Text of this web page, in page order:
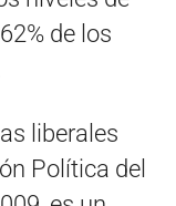
de los
liberales
Política del